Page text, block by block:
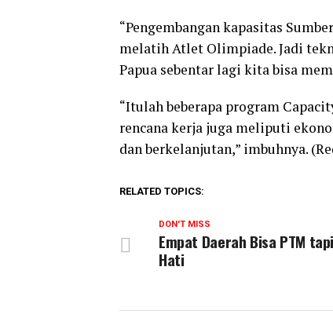
“Pengembangan kapasitas
melatih Atlet Olimpiade. Jadi
Papua sebentar lagi kita bisa
“Itulah beberapa program
rencana kerja juga meliputi
dan berkelanjutan,” imbuhnya.
RELATED TOPICS:
DON'T MISS
Empat Daerah Bisa PTM
Hati